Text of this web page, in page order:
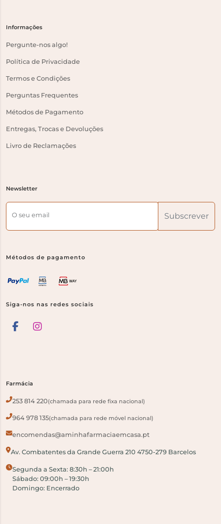
Informações
Pergunte-nos algo!
Política de Privacidade
Termos e Condições
Perguntas Frequentes
Métodos de Pagamento
Entregas, Trocas e Devoluções
Livro de Reclamações
Newsletter
O seu email Subscrever
Métodos de pagamento
Siga-nos nas redes sociais
Farmácia
253 814 220(chamada para rede fixa nacional)
964 978 135(chamada para rede móvel nacional)
encomendas@aminhafarmaciaemcasa.pt
Av. Combatentes da Grande Guerra 210 4750-279 Barcelos
Segunda a Sexta: 8:30h – 21:00h
Sábado: 09:00h – 19:30h
Domingo: Encerrado